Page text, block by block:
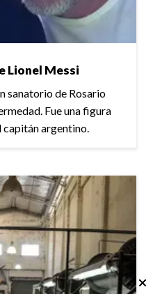
Lionel Messi
sanatorio de Rosario
Fue una figura
capitán argentino.